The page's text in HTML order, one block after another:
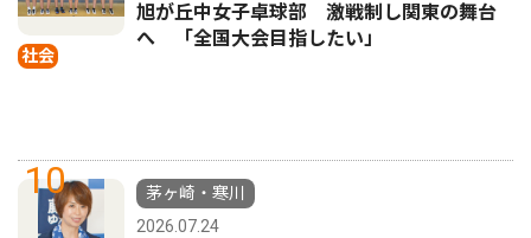
社会
旭が丘中女子卓球部 激戦制し関東の舞台
へ 「全国大会目指したい」
10
茅ヶ崎・寒川
2026.07.24